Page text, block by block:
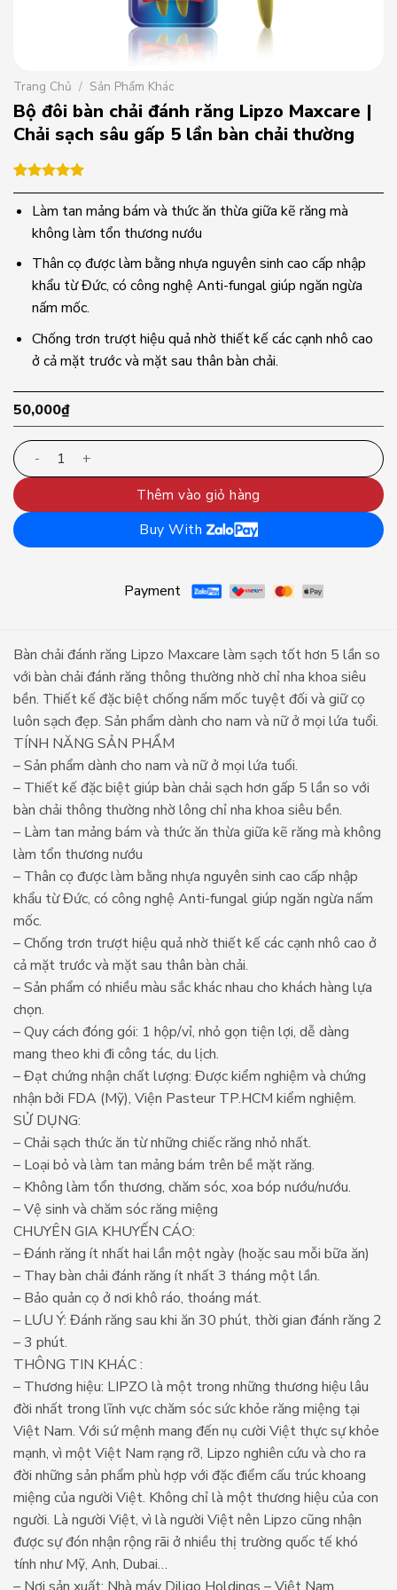
Trang Chủ / Sản Phẩm Khác
Bộ đôi bàn chải đánh răng Lipzo Maxcare |
Chải sạch sâu gấp 5 lần bàn chải thường
5.00trên 5
dựa trên
1
đánh giá
Làm tan mảng bám và thức ăn thừa giữa kẽ răng mà
không làm tổn thương nướu
Thân cọ được làm bằng nhựa nguyên sinh cao cấp nhập
khẩu từ Đức, có công nghệ Anti-fungal giúp ngăn ngừa
nấm mốc.
Chống trơn trượt hiệu quả nhờ thiết kế các cạnh nhô cao
ở cả mặt trước và mặt sau thân bàn chải.
50,000₫
Bộ đôi bàn chải đánh răng Lipzo Maxcare | Chải sạch sâu
Thêm vào giỏ hàng
Buy With
Payment
Bàn chải đánh răng Lipzo Maxcare làm sạch tốt hơn 5 lần so
với bàn chải đánh răng thông thường nhờ chỉ nha khoa siêu
bền. Thiết kế đặc biệt chống nấm mốc tuyệt đối và giữ cọ
luôn sạch đẹp. Sản phẩm dành cho nam và nữ ở mọi lứa tuổi.
TÍNH NĂNG SẢN PHẨM
– Sản phẩm dành cho nam và nữ ở mọi lứa tuổi.
– Thiết kế đặc biệt giúp bàn chải sạch hơn gấp 5 lần so với
bàn chải thông thường nhờ lông chỉ nha khoa siêu bền.
– Làm tan mảng bám và thức ăn thừa giữa kẽ răng mà không
làm tổn thương nướu
– Thân cọ được làm bằng nhựa nguyên sinh cao cấp nhập
khẩu từ Đức, có công nghệ Anti-fungal giúp ngăn ngừa nấm
mốc.
– Chống trơn trượt hiệu quả nhờ thiết kế các cạnh nhô cao ở
cả mặt trước và mặt sau thân bàn chải.
– Sản phẩm có nhiều màu sắc khác nhau cho khách hàng lựa
chọn.
– Quy cách đóng gói: 1 hộp/vỉ, nhỏ gọn tiện lợi, dễ dàng
mang theo khi đi công tác, du lịch.
– Đạt chứng nhận chất lượng: Được kiểm nghiệm và chứng
nhận bởi FDA (Mỹ), Viện Pasteur TP.HCM kiểm nghiệm.
SỬ DỤNG:
– Chải sạch thức ăn từ những chiếc răng nhỏ nhất.
– Loại bỏ và làm tan mảng bám trên bề mặt răng.
– Không làm tổn thương, chăm sóc, xoa bóp nướu/nướu.
– Vệ sinh và chăm sóc răng miệng
CHUYÊN GIA KHUYẾN CÁO:
– Đánh răng ít nhất hai lần một ngày (hoặc sau mỗi bữa ăn)
– Thay bàn chải đánh răng ít nhất 3 tháng một lần.
– Bảo quản cọ ở nơi khô ráo, thoáng mát.
– LƯU Ý: Đánh răng sau khi ăn 30 phút, thời gian đánh răng 2
– 3 phút.
THÔNG TIN KHÁC :
– Thương hiệu: LIPZO là một trong những thương hiệu lâu
đời nhất trong lĩnh vực chăm sóc sức khỏe răng miệng tại
Việt Nam. Với sứ mệnh mang đến nụ cười Việt thực sự khỏe
mạnh, vì một Việt Nam rạng rỡ, Lipzo nghiên cứu và cho ra
đời những sản phẩm phù hợp với đặc điểm cấu trúc khoang
miệng của người Việt. Không chỉ là một thương hiệu của con
người. Là người Việt, vì là người Việt nên Lipzo cũng nhận
được sự đón nhận rộng rãi ở nhiều thị trường quốc tế khó
tính như Mỹ, Anh, Dubai…